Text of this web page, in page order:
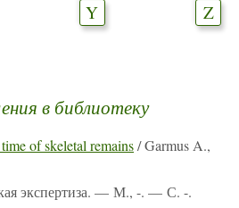
Y Z
в библиотеку
of skeletal remains/ Garmus A.,
экспертиза. — М., -. — С. -.